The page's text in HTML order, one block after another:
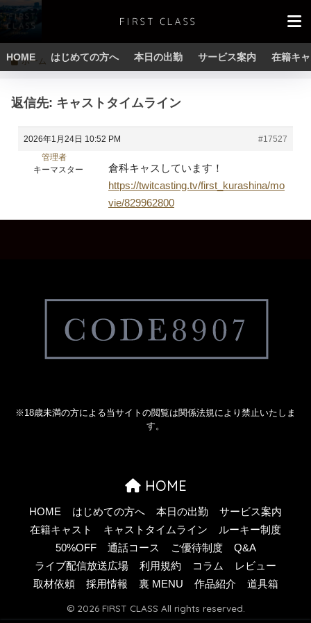
HOME はじめての方へ 本日の出勤 サービス案内 在籍キ
ホーム
返信先: キャストタイムライン
2026年1月24日 10:52 PM
#17527
管理者
キーマスター
倉科キャスしています！
https://twitcasting.tv/first_kurashina/mo
vie/829962800
※18歳未満の方による当サイトの閲覧は関係法規により禁止いたしま
す。
HOME
HOME はじめての方へ 本日の出勤
サービス案内
在籍キャスト
キャストタイムライン
ルーキー制度
50%OFF
通話コース ご優待制度
Q&A
ライブ配信放送広場
利用規約 コラム
レビュー
取材依頼
採用情報 裏 MENU 作品紹介 道具箱
© 2026 FIRST CLASS All rights reserved.